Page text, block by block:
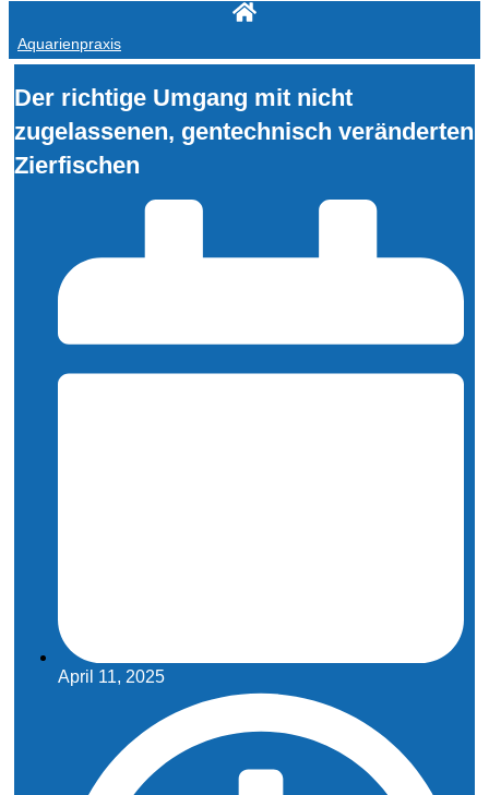
Aquarienpraxis
Der richtige Umgang mit nicht
zugelassenen, gentechnisch veränderten
Zierfischen
April 11, 2025